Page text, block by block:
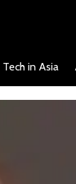
Tech in Asia